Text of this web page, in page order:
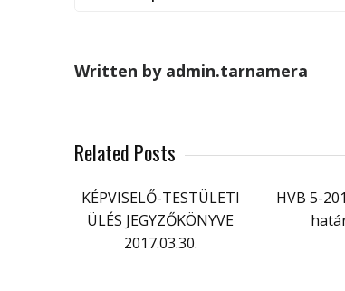
Written by admin.tarnamera
Related Posts
KÉPVISELŐ-TESTÜLETI
ÜLÉS JEGYZŐKÖNYVE
2017.03.30.
HVB 5-